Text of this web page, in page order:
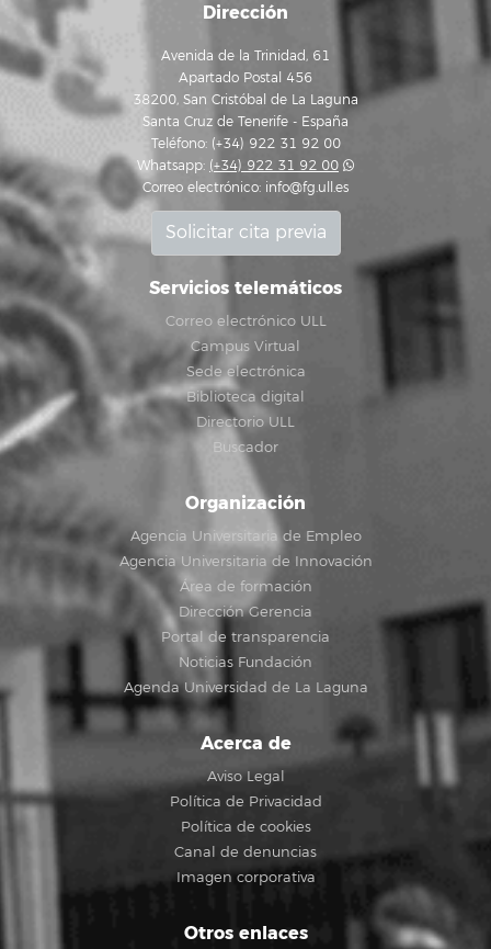
Dirección
Avenida de la Trinidad, 61
Apartado Postal 456
38200, San Cristóbal de La Laguna
Santa Cruz de Tenerife - España
Teléfono: (+34) 922 31 92 00
Whatsapp: (+34) 922 31 92 00
Correo electrónico: info@fg.ull.es
Solicitar cita previa
Servicios telemáticos
Correo electrónico ULL
Campus Virtual
Sede electrónica
Biblioteca digital
Directorio ULL
Buscador
Organización
Agencia Universitaria de Empleo
Agencia Universitaria de Innovación
Área de formación
Dirección Gerencia
Portal de transparencia
Noticias Fundación
Agenda Universidad de La Laguna
Acerca de
Aviso Legal
Política de Privacidad
Política de cookies
Canal de denuncias
Imagen corporativa
Otros enlaces